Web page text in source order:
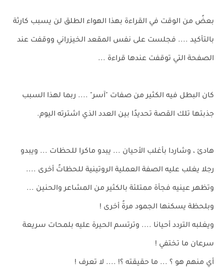
بعضً من الوقت في القراءة بهذا الهواء الطلق لن يسبب كارثة
بالتأكيد .... فجلست على نفس المقعد الخيزراني ووقفت عند
الصفحة التي توقفت عندها قراءة ...
كان البطل فيه الكثير من صفات "آسر" .... ربما لهذا السبب
جذبتها تلك القصة تحديدًا بين العدد الذي اشترته اليوم.
هادئ ، وشاردا بأغلب الأحيان ... يبدو ماكرا للحظات ... ويبدو
رجلا يغلب عليه الصفة العملية الروتينية للحظاتً أخرى ....
وتظهر عينيه فجأة ممتلئة بالكثير من المشاعر والحنين ...
وبلحظة يسكنها الجمود مرةً أخرى !
ويغلبه التردد أحيانا .... وترتسم الحيرة عليه بلمحات سريعة
سرعان ما تختفي !
أي منهم هو ؟ ... ما حقيقته ؟! .... لا تعرف !